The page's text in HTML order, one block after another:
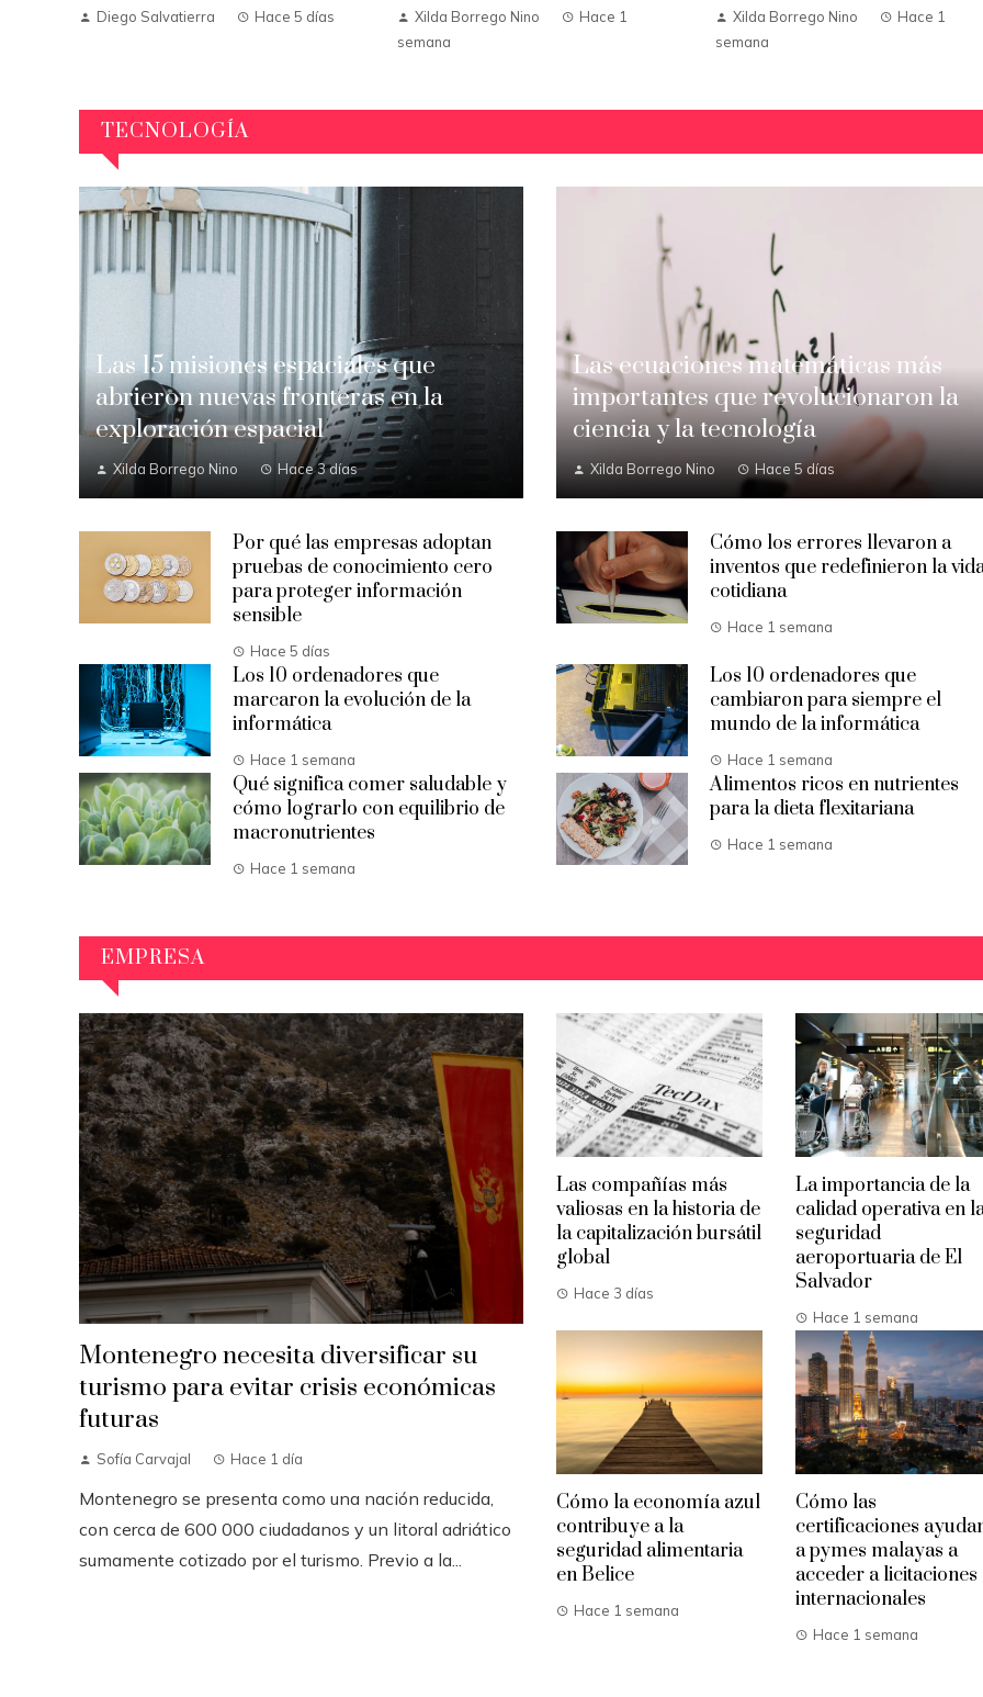
Diego Salvatierra Hace 5 días Xilda Borrego Nino
Hace 1
semana
Xilda Borrego Nino
Hace 1
semana
TECNOLOGÍA
Las 15 misiones espaciales que
abrieron nuevas fronteras en la
exploración espacial
Xilda Borrego Nino Hace 3 días
Las ecuaciones matemáticas más
importantes que revolucionaron la
ciencia y la tecnología
Xilda Borrego Nino Hace 5 días
Por qué las empresas adoptan
pruebas de conocimiento cero
para proteger información
sensible
Hace 5 días
Cómo los errores llevaron a
inventos que redefinieron la
cotidiana
Hace 1 semana
Los 10 ordenadores que
marcaron la evolución de la
informática
Hace 1 semana
Los 10 ordenadores que
cambiaron para siempre el
mundo de la informática
Hace 1 semana
Qué significa comer saludable y
cómo lograrlo con equilibrio de
macronutrientes
Hace 1 semana
Alimentos ricos en nutrientes
para la dieta flexitariana
Hace 1 semana
EMPRESA
Montenegro necesita diversificar su
turismo para evitar crisis económicas
futuras
Sofía Carvajal Hace 1 día
Montenegro se presenta como una nación reducida,
con cerca de 600 000 ciudadanos y un litoral adriático
sumamente cotizado por el turismo. Previo a la...
Las compañías más
valiosas en la historia de
la capitalización bursátil
global
Hace 3 días
La importancia de la
calidad operativa en
seguridad
aeroportuaria de El
Salvador
Hace 1 semana
Cómo la economía azul
contribuye a la
seguridad alimentaria
en Belice
Hace 1 semana
Cómo las
certificaciones
a pymes malayas a
acceder a licitaciones
internacionales
Hace 1 semana